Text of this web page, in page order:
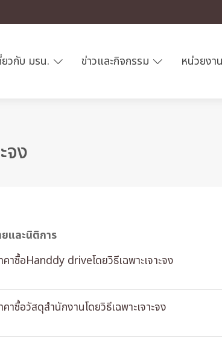
ยวกับ มรน. ข่าวและกิจกรรม หน่วยงาน
จง
และนิติการ
าซื้อHanddy driveโดยวิธีเฉพาะเจาะจง
าซื้อวัสดุสำนักงานโดยวิธีเฉพาะเจาะจง